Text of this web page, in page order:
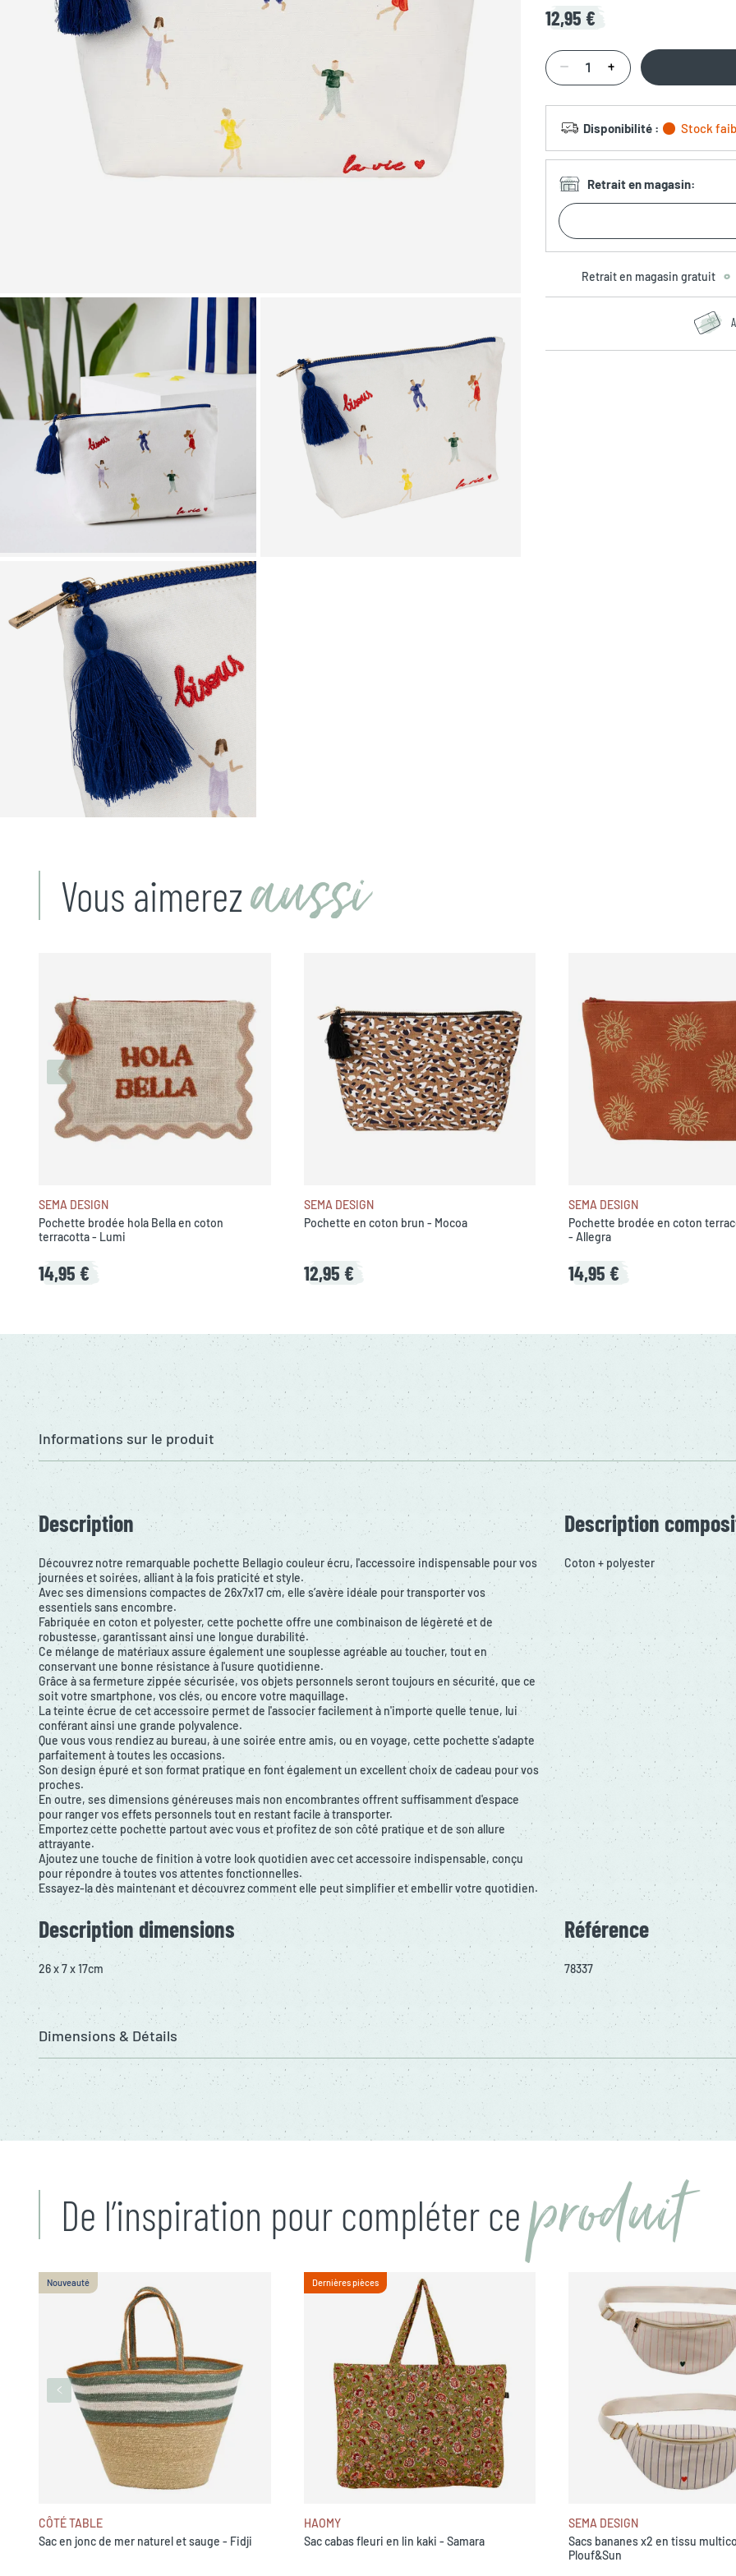
Zoomer sur l'image
Zoomer sur l'image Zoomer sur l'image
Zoomer sur l'image
12,95 €
Disponibilité : Stock
Retrait en magasin:
Retrait en magasin gratuit
Vous aimerez aussi
SEMA DESIGN
Pochette brodée hola Bella en coton
terracotta - Lumi
14,95 €
SEMA DESIGN
Pochette en coton brun - Mocoa
12,95 €
SEMA DESIGN
Pochette brodée en coton
- Allegra
14,95 €
Informations sur le produit
Description
Découvrez notre remarquable pochette Bellagio couleur écru, l'accessoire indispensable pour vos
journées et soirées, alliant à la fois praticité et style.
Avec ses dimensions compactes de 26x7x17 cm, elle s’avère idéale pour transporter vos
essentiels sans encombre.
Fabriquée en coton et polyester, cette pochette offre une combinaison de légèreté et de
robustesse, garantissant ainsi une longue durabilité.
Ce mélange de matériaux assure également une souplesse agréable au toucher, tout en
conservant une bonne résistance à l'usure quotidienne.
Grâce à sa fermeture zippée sécurisée, vos objets personnels seront toujours en sécurité, que ce
soit votre smartphone, vos clés, ou encore votre maquillage.
La teinte écrue de cet accessoire permet de l'associer facilement à n'importe quelle tenue, lui
conférant ainsi une grande polyvalence.
Que vous vous rendiez au bureau, à une soirée entre amis, ou en voyage, cette pochette s'adapte
parfaitement à toutes les occasions.
Son design épuré et son format pratique en font également un excellent choix de cadeau pour vos
proches.
En outre, ses dimensions généreuses mais non encombrantes offrent suffisamment d'espace
pour ranger vos effets personnels tout en restant facile à transporter.
Emportez cette pochette partout avec vous et profitez de son côté pratique et de son allure
attrayante.
Ajoutez une touche de finition à votre look quotidien avec cet accessoire indispensable, conçu
pour répondre à toutes vos attentes fonctionnelles.
Essayez-la dès maintenant et découvrez comment elle peut simplifier et embellir votre quotidien.
Description
Coton + polyester
Description dimensions
26 x 7 x 17cm
Référence
78337
Dimensions & Détails
De l’inspiration pour compléter ce produit
Nouveauté
CÔTÉ TABLE
Sac en jonc de mer naturel et sauge - Fidji
Dernières pièces
HAOMY
Sac cabas fleuri en lin kaki - Samara
SEMA DESIGN
Sacs bananes x2 en tissu
Plouf&Sun